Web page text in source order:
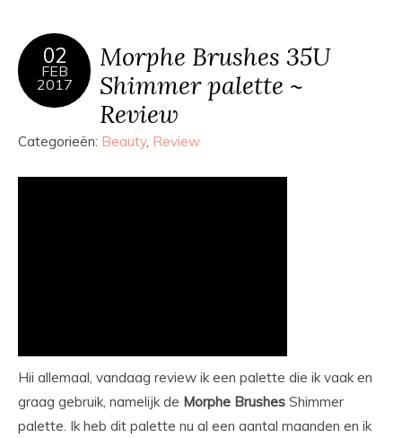
02
FEB
2017
Morphe Brushes 35U
Shimmer palette ~
Review
Categorieën: Beauty, Review
Hii allemaal, vandaag review ik een palette die ik vaak en
graag gebruik, namelijk de Morphe Brushes Shimmer
palette. Ik heb dit palette nu al een aantal maanden en ik